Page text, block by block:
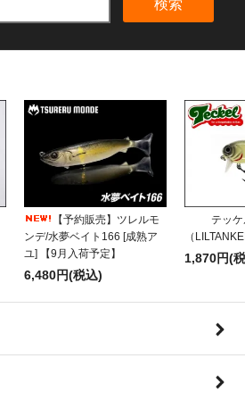
検索
【予約販売】ツレルモ
ンデ/水夢ベイト166 [成熟ア
ユ] 【9月入荷予定】
6,480円(税込)
テッ
（
1,870円(